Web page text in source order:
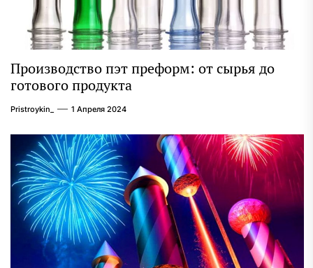
Производство пэт преформ: от сырья до
готового продукта
Pristroykin_ 1 Апреля 2024